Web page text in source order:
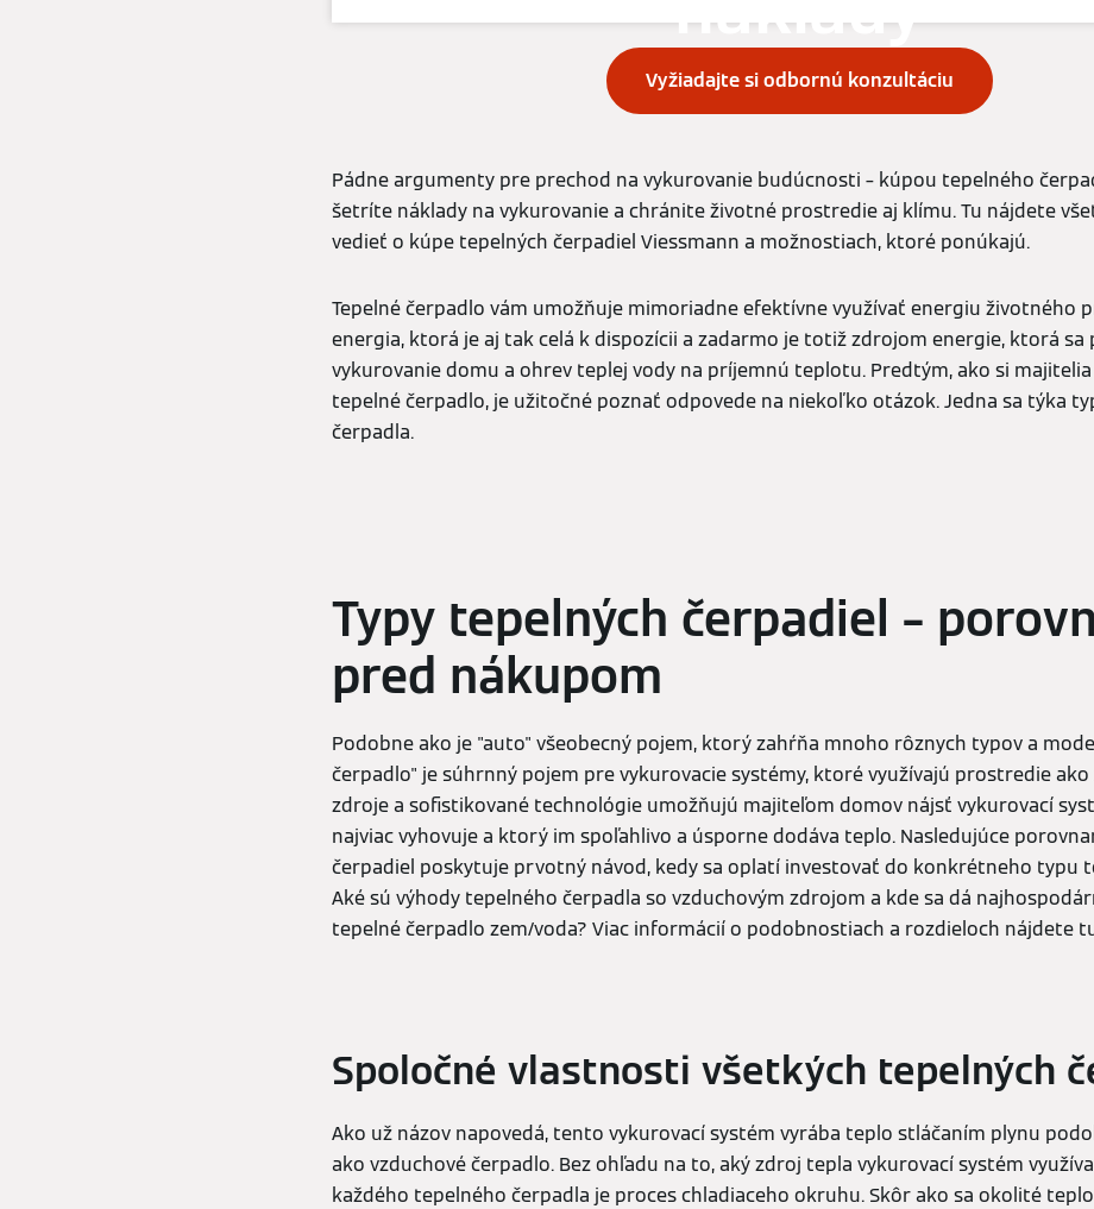
Vyžiadajte si odbornú konzultáciu
Pádne argumenty pre prechod na vykurovanie budúcnosti – kúpou tepelného
šetríte náklady na vykurovanie a chránite životné prostredie aj klímu. Tu nájdete
vedieť o kúpe tepelných čerpadiel Viessmann a možnostiach, ktoré ponúkajú.
Tepelné čerpadlo vám umožňuje mimoriadne efektívne využívať energiu životného
energia, ktorá je aj tak celá k dispozícii a zadarmo je totiž zdrojom energie, ktorá sa
vykurovanie domu a ohrev teplej vody na príjemnú teplotu. Predtým, ako si
tepelné čerpadlo, je užitočné poznať odpovede na niekoľko otázok. Jedna sa týka
čerpadla.
Typy tepelných čerpadiel –
pred nákupom
Podobne ako je "auto" všeobecný pojem, ktorý zahŕňa mnoho rôznych typov a
čerpadlo" je súhrnný pojem pre vykurovacie systémy, ktoré využívajú prostredie
zdroje a sofistikované technológie umožňujú majiteľom domov nájsť vykurovací
najviac vyhovuje a ktorý im spoľahlivo a úsporne dodáva teplo. Nasledujúce
čerpadiel poskytuje prvotný návod, kedy sa oplatí investovať do konkrétneho typu
Aké sú výhody tepelného čerpadla so vzduchovým zdrojom a kde sa dá
tepelné čerpadlo zem/voda? Viac informácií o podobnostiach a rozdieloch nájdete
Spoločné vlastnosti všetkých tepelných
Ako už názov napovedá, tento vykurovací systém vyrába teplo stláčaním plynu
ako vzduchové čerpadlo. Bez ohľadu na to, aký zdroj tepla vykurovací systém
každého tepelného čerpadla je proces chladiaceho okruhu. Skôr ako sa okolité